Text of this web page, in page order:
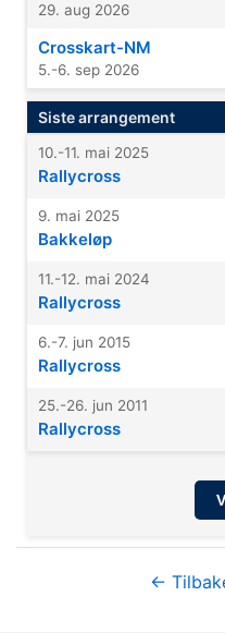
29. aug 2026
Crosskart-NM
5.-6. sep 2026
Siste arrangement
10.-11. mai 2025
Rallycross
9. mai 2025
Bakkeløp
11.-12. mai 2024
Rallycross
6.-7. jun 2015
Rallycross
25.-26. jun 2011
Rallycross
←